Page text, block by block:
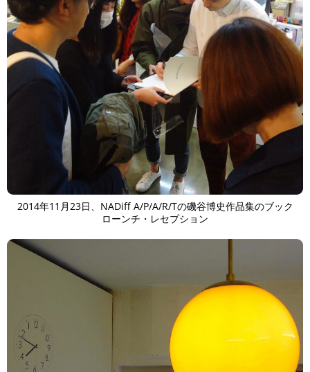
2014年11月23日、NADiff A/P/A/R/Tの磯谷博史作品集のブック
ローンチ・レセプション